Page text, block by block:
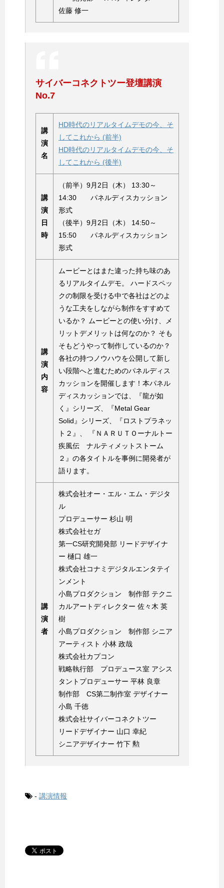
佐藤 修一
サイバーコネクトツー登壇講演
No.7
講
演
名
HD時代のリアルタイムデモの今、そ
してこれから (前半)
HD時代のリアルタイムデモの今、そ
してこれから (後半)
講
演
日
時
（前半）9月2日（木） 13:30～
14:30 パネルディスカッション
形式
（後半）9月2日（木） 14:50～
15:50 パネルディスカッション
形式
講
演
内
容
ムービーとはまた違った持ち味のあ
るリアルタイムデモ。 ハードスペッ
クの制限を受ける中で各社はどのよ
うな工夫をしながら制作をすすめて
いるか？ ムービーとの使い分け、メ
リットデメリットは何なのか？ そも
そもどうやって制作しているのか？
各社の持つノウハウを公開して新し
い段階へと進むためのパネルディス
カッションを開催します！本パネル
ディスカッションでは、『龍が如
く』シリーズ、『Metal Gear
Solid』シリーズ、『ロストプラネッ
ト２』、 『ＮＡＲＵＴＯーナルトー
疾風伝 ナルティメットストーム
２』の各タイトルを事例に開発者が
語ります。
講
演
者
株式会社オー・エル・エム・デジタ
ル
プロデューサー 杉山 明
株式会社セガ
第一CS研究開発部 リードデザイナ
ー 樋口 雄一
株式会社コナミデジタルエンタテイ
ンメント
小島プロダクション 制作部 テクニ
カルアートディレクター 佐々木 英
樹
小島プロダクション 制作部 シニア
アーティスト 小林 政哉
株式会社カプコン
戦略執行部 プロデュース室 アシス
タントプロデューサー 平林 良章
制作部 CS第二制作室 デザイナー
小島 千徳
株式会社サイバーコネクトツー
リードデザイナー 山口 幸紀
シニアデザイナー 竹下 勲
- 講演情報